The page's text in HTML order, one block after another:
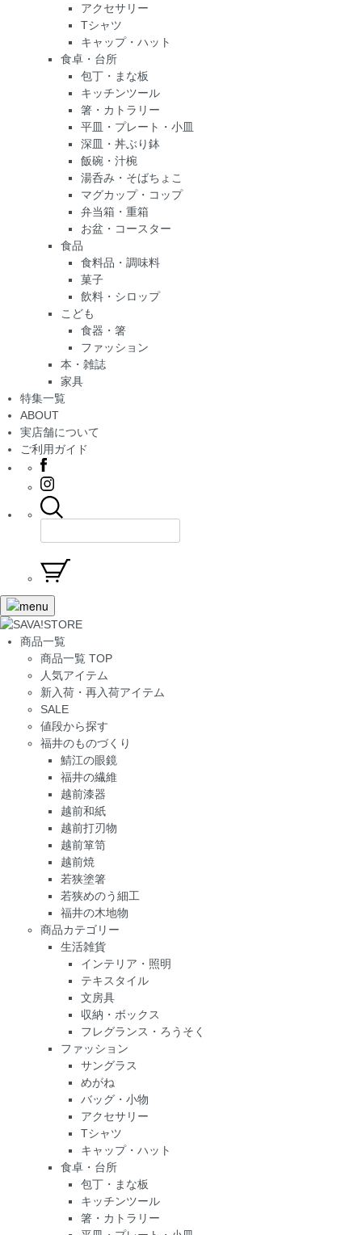
アクセサリー
Tシャツ
キャップ・ハット
食卓・台所
包丁・まな板
キッチンツール
箸・カトラリー
平皿・プレート・小皿
深皿・丼ぶり鉢
飯碗・汁椀
湯呑み・そばちょこ
マグカップ・コップ
弁当箱・重箱
お盆・コースター
食品
食料品・調味料
菓子
飲料・シロップ
こども
食器・箸
ファッション
本・雑誌
家具
特集一覧
ABOUT
実店舗について
ご利用ガイド
商品一覧
商品一覧 TOP
人気アイテム
新入荷・再入荷アイテム
SALE
値段から探す
福井のものづくり
鯖江の眼鏡
福井の繊維
越前漆器
越前和紙
越前打刃物
越前箪笥
越前焼
若狭塗箸
若狭めのう細工
福井の木地物
商品カテゴリー
生活雑貨
インテリア・照明
テキスタイル
文房具
収納・ボックス
フレグランス・ろうそく
ファッション
サングラス
めがね
バッグ・小物
アクセサリー
Tシャツ
キャップ・ハット
食卓・台所
包丁・まな板
キッチンツール
箸・カトラリー